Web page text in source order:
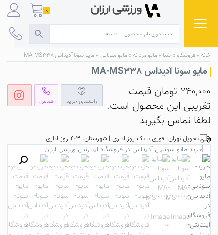
content
0
خانه » فروشگاه » شنا » مایو مردانه » مایو سونایی » مایو سونا آدیداس MA-MS338
مایو سونا آدیداس MA-MS338
راهنمای خرید تماس
240,000 تومان قیمت
تقریبی این محصول است.
لطفا تماس بگیرید
تحویل تهران: فوری یا یک روز اداری | شهرستان: 3-4 روز اداری